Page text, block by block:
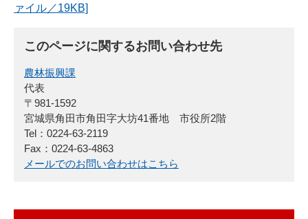
ァイル／19KB]
このページに関するお問い合わせ先
農林振興課
代表
〒981-1592
宮城県角田市角田字大坊41番地 市役所2階
Tel：0224-63-2119
Fax：0224-63-4863
メールでのお問い合わせはこちら